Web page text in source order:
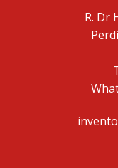
R. Dr